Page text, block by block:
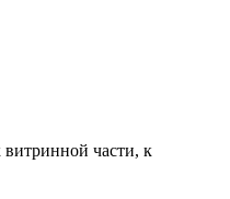
витринной части, к